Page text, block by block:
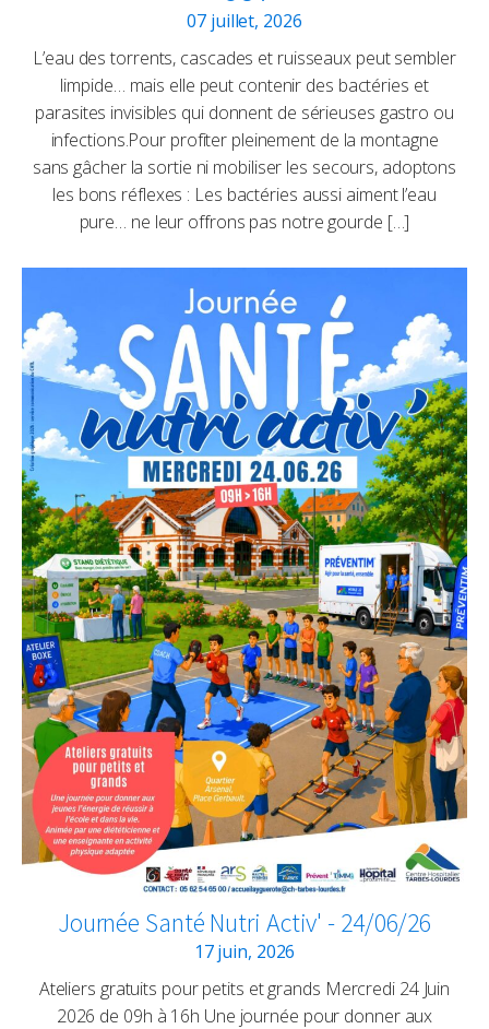
07 juillet, 2026
L’eau des torrents, cascades et ruisseaux peut sembler
limpide… mais elle peut contenir des bactéries et
parasites invisibles qui donnent de sérieuses gastro ou
infections.Pour profiter pleinement de la montagne
sans gâcher la sortie ni mobiliser les secours, adoptons
les bons réflexes : Les bactéries aussi aiment l’eau
pure… ne leur offrons pas notre gourde […]
Journée Santé Nutri Activ' - 24/06/26
17 juin, 2026
Ateliers gratuits pour petits et grands Mercredi 24 Juin
2026 de 09h à 16h Une journée pour donner aux